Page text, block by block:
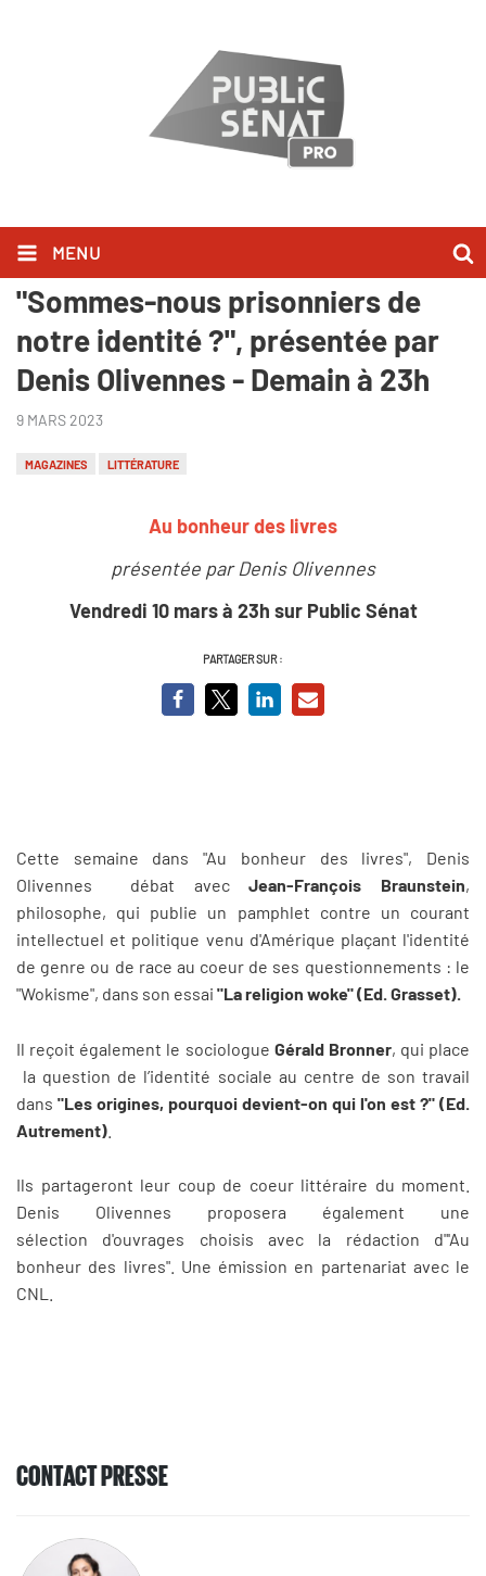
MENU
Au bonheur des livres -
"Sommes-nous prisonniers de
notre identité ?", présentée par
Denis Olivennes - Demain à 23h
9 MARS 2023
MAGAZINES LITTÉRATURE
Au bonheur des livres
présentée par Denis Olivennes
Vendredi 10 mars à 23h sur Public Sénat
PARTAGER SUR :
Cette semaine dans "Au bonheur des livres", Denis
Olivennes débat avecJean-François Braunstein,
philosophe, qui publie un pamphlet contre un courant
intellectuel et politique venu d'Amérique plaçant l'identité
de genre ou de race au coeur de ses questionnements : le
"Wokisme", dans son essai "La religion woke" (Ed. Grasset).
Il reçoit également le sociologue Gérald Bronner, qui place
la question de l’identité sociale au centre de son travail
dans "Les origines, pourquoi devient-on qui l'on est ?" (Ed.
Autrement)
Ils partageront leur coup de coeur littéraire du moment.
Denis Olivennes proposera également une
sélection d'ouvrages choisis avec la rédaction d"'Au
bonheur des livres". Une émission en partenariat avec le
CNL.
CONTACT PRESSE